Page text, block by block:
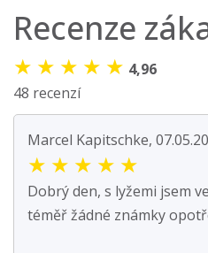
Recenze
★ ★ ★ ★ ★ 4,96
48 recenzí
Marcel Kapitschke,
★ ★ ★ ★ ★
Dobrý den, s lyžemi jsem
téměř žádné známky